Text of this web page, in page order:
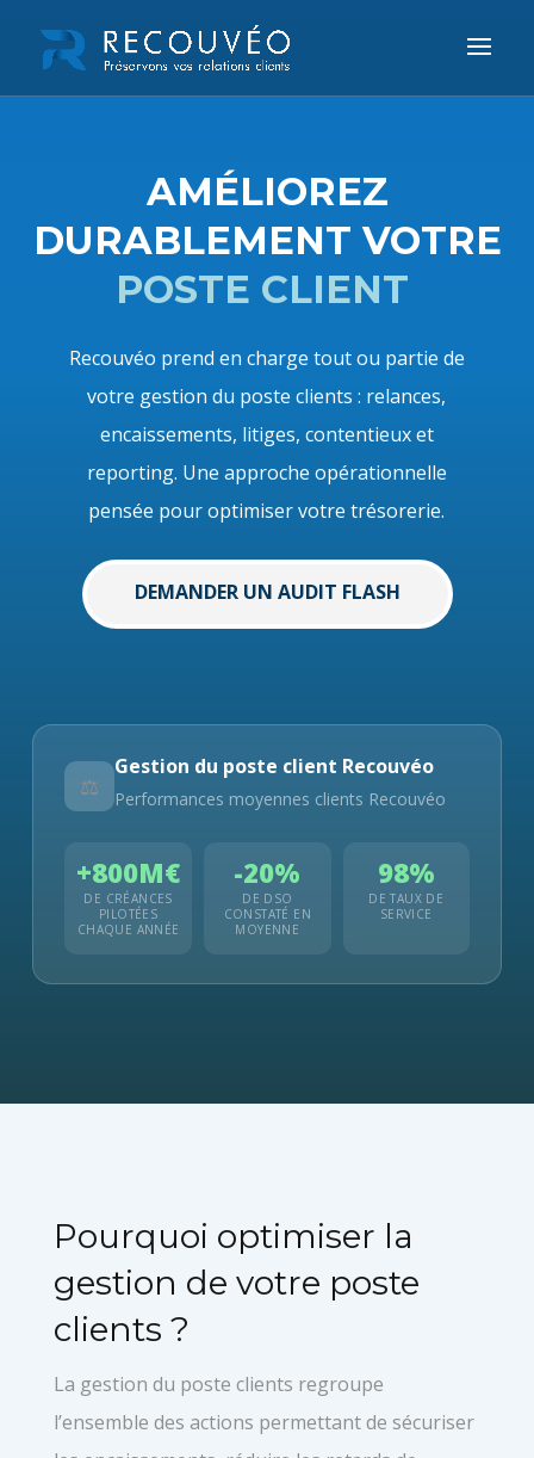
AMÉLIOREZ
DURABLEMENT VOTRE
POSTE CLIENT
Recouvéo prend en charge tout ou partie de
votre gestion du poste clients : relances,
encaissements, litiges, contentieux et
reporting. Une approche opérationnelle
pensée pour optimiser votre trésorerie.
DEMANDER UN AUDIT FLASH
⚖️
Gestion du poste client Recouvéo
Performances moyennes clients Recouvéo
+800M€
DE CRÉANCES
PILOTÉES
CHAQUE ANNÉE
-20%
DE DSO
CONSTATÉ EN
MOYENNE
98%
DE TAUX DE
SERVICE
Pourquoi optimiser la
gestion de votre poste
clients ?
La gestion du poste clients regroupe
l’ensemble des actions permettant de sécuriser